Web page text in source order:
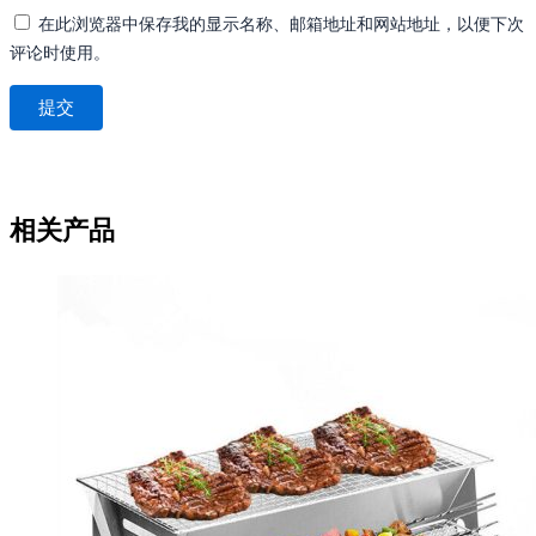
在此浏览器中保存我的显示名称、邮箱地址和网站地址，以便下次
评论时使用。
相关产品